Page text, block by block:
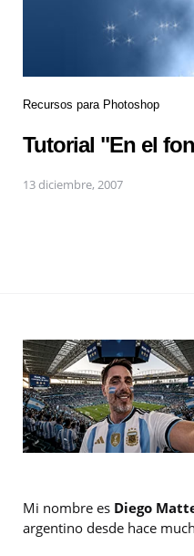
Recursos para Photoshop
Tutorial "En el
13 diciembre, 2007
Mi nombre es Diego
argentino desde hace